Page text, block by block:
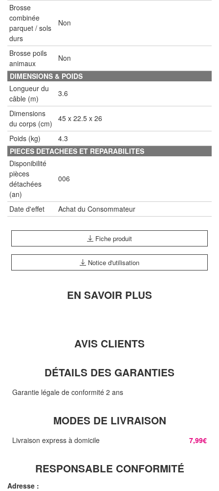
Brosse
combinée
parquet / sols
durs
Non
Brosse poils
animaux
Non
DIMENSIONS & POIDS
Longueur du
câble (m)
3.6
Dimensions
du corps (cm)
45 x 22.5 x 26
Poids (kg)
4.3
PIECES DETACHEES ET REPARABILITES
Disponibilité
pièces
détachées
(an)
006
Date d'effet Achat du Consommateur
Fiche produit
Notice d'utilisation
EN SAVOIR PLUS
AVIS CLIENTS
DÉTAILS DES GARANTIES
Garantie légale de conformité 2 ans
MODES DE LIVRAISON
Livraison express à domicile 7,99€
RESPONSABLE CONFORMITÉ
Adresse :